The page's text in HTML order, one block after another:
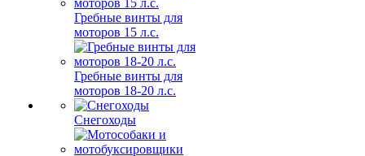
Гребные винты для
моторов 15 л.с.
Гребные винты для
моторов 18-20 л.с.
Снегоходы